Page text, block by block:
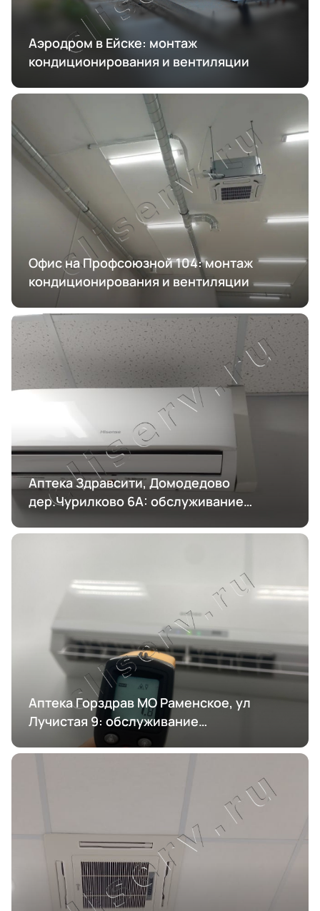
Аэродром в Ейске: монтаж
кондиционирования и вентиляции
Офис на Профсоюзной 104: монтаж
кондиционирования и вентиляции
Аптека Здравсити, Домодедово
дер.Чурилково 6А: обслуживание
Аптека Горздрав МО Раменское, ул
Лучистая 9: обслуживание
кондиционирования